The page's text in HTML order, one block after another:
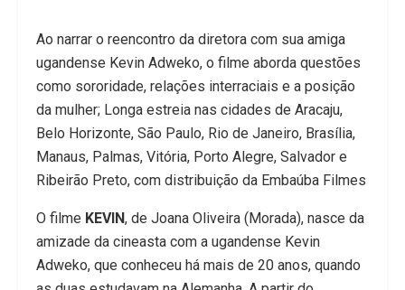
Ao narrar o reencontro da diretora com sua amiga
ugandense Kevin Adweko, o filme aborda questões
como sororidade, relações interraciais e a posição
da mulher; Longa estreia nas cidades de Aracaju,
Belo Horizonte, São Paulo, Rio de Janeiro, Brasília,
Manaus, Palmas, Vitória, Porto Alegre, Salvador e
Ribeirão Preto, com distribuição da Embaúba Filmes
O filme KEVIN, de Joana Oliveira (Morada), nasce da
amizade da cineasta com a ugandense Kevin
Adweko, que conheceu há mais de 20 anos, quando